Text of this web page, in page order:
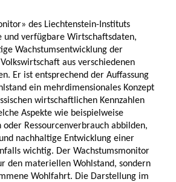
des Liechtenstein-Instituts
verfügbare Wirtschaftsdaten,
Wachstumsentwicklung der
aus verschiedenen
Er ist entsprechend der Auffassung
ein mehrdimensionales Konzept
wirtschaftlichen Kennzahlen
Aspekte wie beispielweise
oder Ressourcenverbrauch abbilden,
nachhaltige Entwicklung einer
wichtig. Der Wachstumsmonitor
den materiellen Wohlstand, sondern
Wohlfahrt. Die Darstellung im